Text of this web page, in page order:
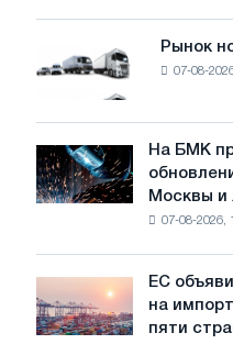
целей
обезуглероживания
Рынок
новых
грузовиков
в
июле
Рынок
07-08-
На
БМК
произвели
трамвайных
путей
На БМК
Москвы и
07-08-2026,
объявил
окончательные
ЕС
на
пяти